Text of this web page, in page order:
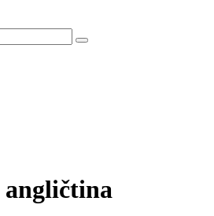
angličtina